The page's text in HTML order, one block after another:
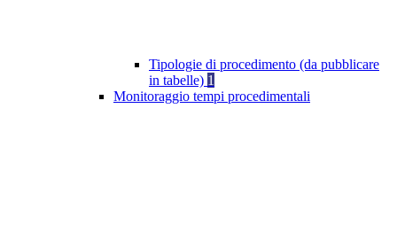
Tipologie di procedimento (da pubblicare
in tabelle) 1
Monitoraggio tempi procedimentali